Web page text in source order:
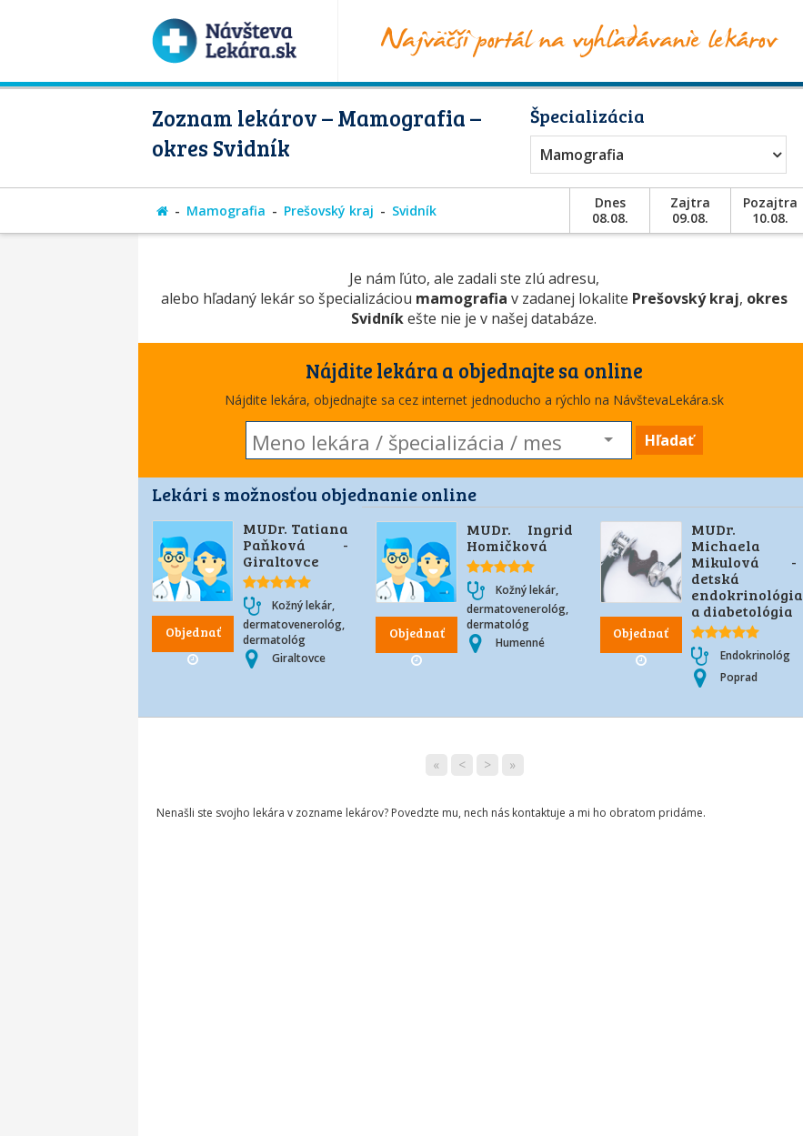
Zoznam lekárov – Mamografia –
okres Svidník
Špecializácia
Mamografia
Mamografia Prešovský kraj Svidník
Dnes
08.08.
Zajtra
09.08.
Pozajtra
10.08.
Je nám ľúto, ale zadali ste zlú adresu,
alebo hľadaný lekár so špecializáciou mamografia v zadanej lokalite Prešovský kraj, okres
Svidníkešte nie je v našej databáze.
Nájdite lekára a objednajte sa online
Nájdite lekára, objednajte sa cez internet jednoducho a rýchlo na NávštevaLekára.sk
Hľadať
Lekári s možnosťou objednanie online
Objednať
MUDr. Tatiana
Paňková -
Giraltovce
Kožný lekár,
dermatovenerológ,
dermatológ
Giraltovce
Objednať
MUDr. Ingrid
Homičková
Kožný lekár,
dermatovenerológ,
dermatológ
Humenné
Objednať
MUDr.
Michaela
Mikulová -
detská
endokrinológia
a diabetológia
Endokrinológ
Poprad
« < > »
Nenašli ste svojho lekára v zozname lekárov? Povedzte mu, nech nás kontaktuje a mi ho obratom pridáme.